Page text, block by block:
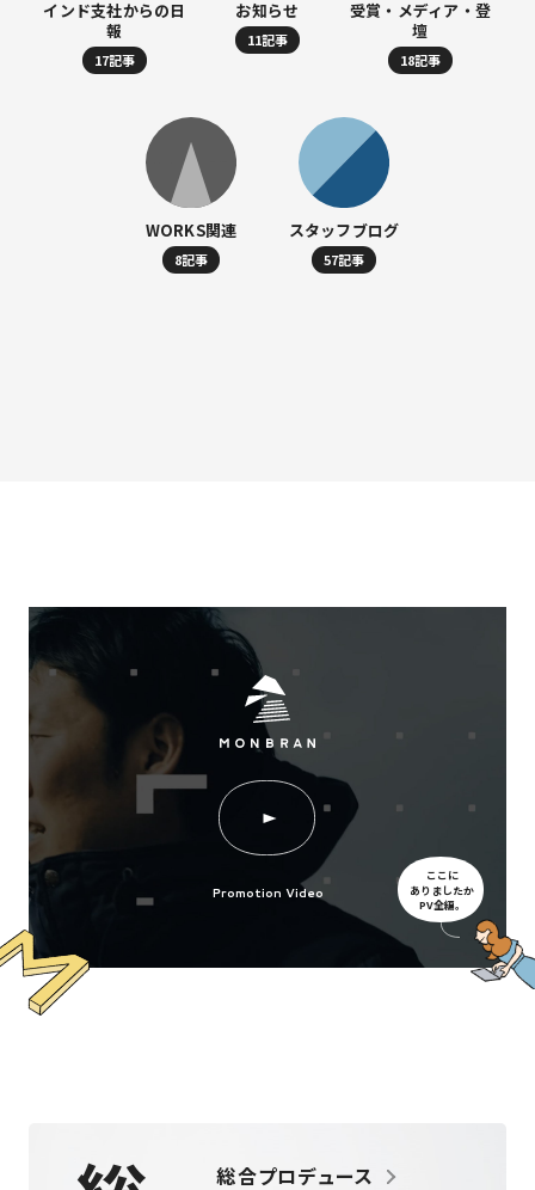
インド支社からの日
報
17記事
お知らせ
11記事
受賞・メディア・登
壇
18記事
WORKS関連
8記事
スタッフブログ
57記事
Promotion Video
ここに
ありましたか
PV全編。
総合プロデュース